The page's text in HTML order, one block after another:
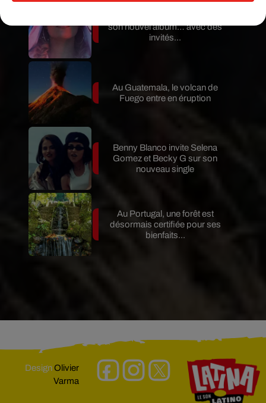
son nouvel album… avec des
invités...
Au Guatemala, le volcan de
Fuego entre en éruption
Benny Blanco invite Selena
Gomez et Becky G sur son
nouveau single
Au Portugal, une forêt est
désormais certifiée pour ses
bienfaits...
DesignOlivier
Varma